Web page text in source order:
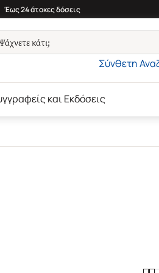
Έως 24 άτοκες δόσεις
Σύνθετη
και Εκδόσεις